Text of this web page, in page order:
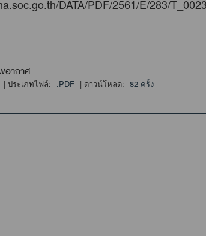
DATA/PDF/2561/E/283/
อากาศ
| ประเภทไฟล์: .PDF | ดาวน์โหลด: 82 ครั้ง